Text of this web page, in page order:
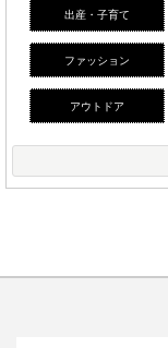
出産・子育て
ファッション
アウトドア